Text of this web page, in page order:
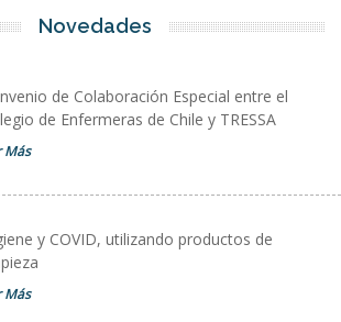
Novedades
de Colaboración Especial entre el
de Enfermeras de Chile y TRESSA
Más
y COVID, utilizando productos de
Más